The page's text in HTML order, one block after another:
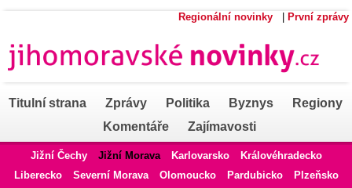
Regionální novinky První zprávy
Titulní strana Zprávy Politika Byznys
Regiony
Komentáře
Zajímavosti
Jižní Čechy Jižní Morava Karlovarsko
Královéhradecko
Liberecko
Severní Morava Olomoucko Pardubicko
Plzeňsko